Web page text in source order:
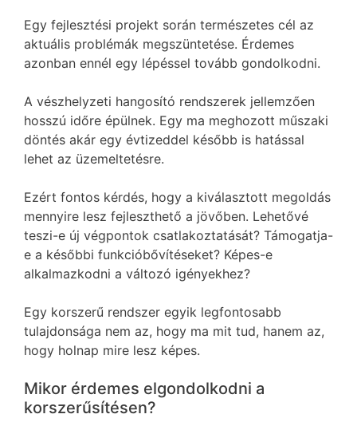
Egy fejlesztési projekt során természetes cél az
aktuális problémák megszüntetése. Érdemes
azonban ennél egy lépéssel tovább gondolkodni.
A vészhelyzeti hangosító rendszerek jellemzően
hosszú időre épülnek. Egy ma meghozott műszaki
döntés akár egy évtizeddel később is hatással
lehet az üzemeltetésre.
Ezért fontos kérdés, hogy a kiválasztott megoldás
mennyire lesz fejleszthető a jövőben. Lehetővé
teszi-e új végpontok csatlakoztatását? Támogatja-
e a későbbi funkcióbővítéseket? Képes-e
alkalmazkodni a változó igényekhez?
Egy korszerű rendszer egyik legfontosabb
tulajdonsága nem az, hogy ma mit tud, hanem az,
hogy holnap mire lesz képes.
Mikor érdemes elgondolkodni a
korszerűsítésen?